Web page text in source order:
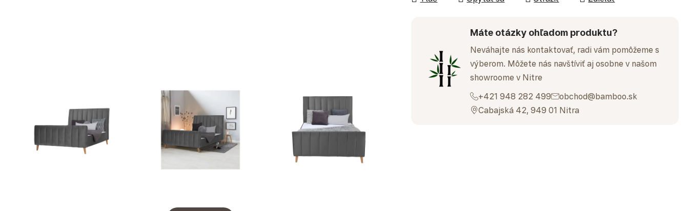
Máte otázky ohľadom produktu?
Neváhajte nás kontaktovať, radi vám pomôžeme s
výberom. Môžete nás navštíviť aj osobne v našom
showroome v Nitre
+421 948 282 499
obchod@bamboo.sk
Cabajská 42, 949 01 Nitra